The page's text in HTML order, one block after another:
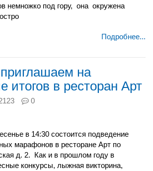
немножко под гору, она окружена
Подробнее...
на
итогов в ресторан Арт
0
в 14:30 состоится подведение
марафонов в ресторане Арт по
д. 2. Как и в прошлом году в
конкурсы, лыжная викторина,